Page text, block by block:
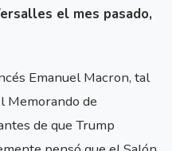
el mes pasado,
Emanuel Macron, tal
Memorando de
de que Trump